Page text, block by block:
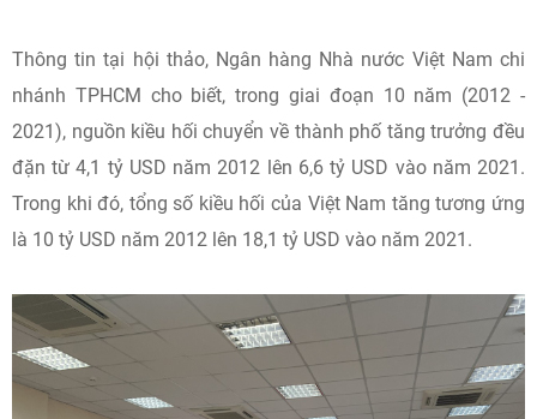
Thông tin tại hội thảo, Ngân hàng Nhà nước Việt Nam chi
nhánh TPHCM cho biết, trong giai đoạn 10 năm (2012 -
2021), nguồn kiều hối chuyển về thành phố tăng trưởng đều
đặn từ 4,1 tỷ USD năm 2012 lên 6,6 tỷ USD vào năm 2021.
Trong khi đó, tổng số kiều hối của Việt Nam tăng tương ứng
là 10 tỷ USD năm 2012 lên 18,1 tỷ USD vào năm 2021.